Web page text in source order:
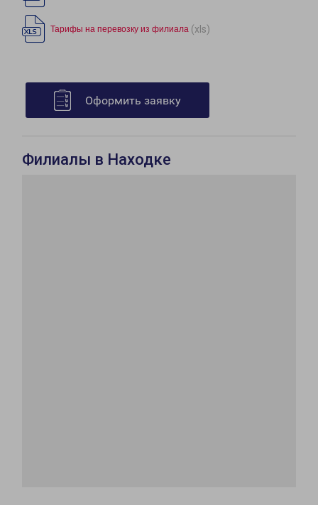
Тарифы на перевозку из филиала (xls)
Оформить заявку
Филиалы в Находке